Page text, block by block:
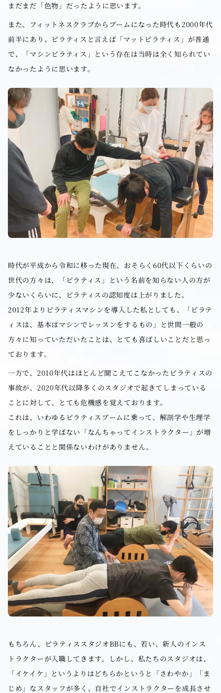
まだまだ「色物」だったように思います。
また、フィットネスクラブからブームになった時代も2000年代
前半にあり、ピラティスと言えば「マットピラティス」が普通
で、「マシンピラティス」という存在は当時は全く知られてい
なかったように思います。
時代が平成から令和に移った現在、おそらく60代以下くらいの
世代の方々は、「ピラティス」という名前を知らない人の方が
少ないくらいに、ピラティスの認知度は上がりました。
2012年よりピラティスマシンを導入した私としても、「ピラテ
ィスは、基本はマシンでレッスンをするもの」と世間一般の
方々に知っていただいたことは、とても喜ばしいことだと思っ
ております。
一方で、2010年代はほとんど聞こえてこなかったピラティスの
事故が、2020年代以降多くのスタジオで起きてしまっている
ことに対して、とても危機感を覚えております。
これは、いわゆるピラティスブームに乗って、解剖学や生理学
をしっかりと学ばない「なんちゃってインストラクター」が増
えていることと関係ないわけがありません。
もちろん、ピラティススタジオBBにも、若い、新人のインス
トラクターが入職してきます。しかし、私たちのスタジオは、
「イケイケ」というよりはどちらかというと「さわやか」「ま
じめ」なスタッフが多く、自社でインストラクターを成長させ